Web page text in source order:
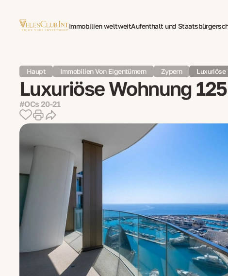
Immobilien weltweitAufenthalt und
Haupt Immobilien Von Eigentümern Zypern Luxuriöse
Luxuriöse Wohnung
#OCs 20-21